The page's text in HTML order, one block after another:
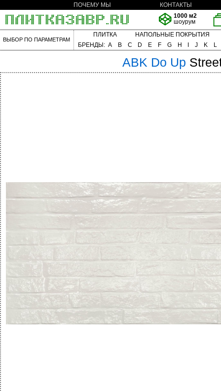
ПОЧЕМУ МЫ
КОНТАКТЫ
1000 м2
шоурум
ВЫБОР ПО ПАРАМЕТРАМ
ПЛИТКА
НАПОЛЬНЫЕ ПОКРЫТИЯ
БРЕНДЫ: A B C D E F G H J K L
ABK Do Up